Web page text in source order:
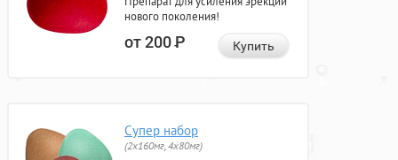
нового поколения!
от 200Р Купить
Супер набор
(2х160мг, 4х80мг)